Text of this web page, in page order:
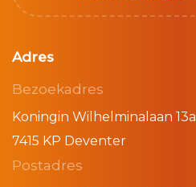
Adres
Bezoekadres
Koningin Wilhelminalaan 13a
7415 KP Deventer
Postadres